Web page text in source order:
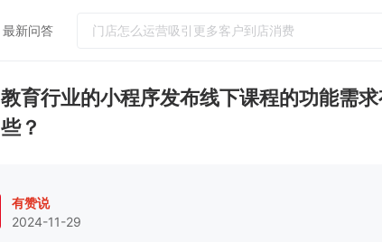
最新问答
门店怎么运营吸引更多客户到店消费
教育行业的小程序发布线下课程的功能需
些？
有赞说
2024-11-29